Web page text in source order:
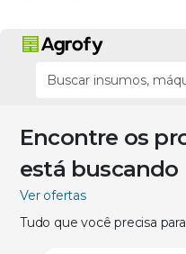
Encontre os
está buscando
Ver ofertas
Tudo que você precisa